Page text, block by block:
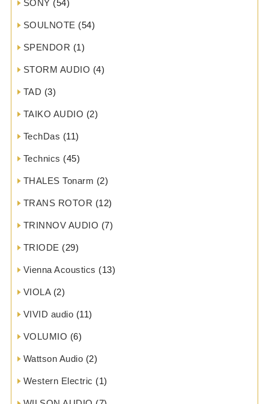
SONY (54)
SOULNOTE (54)
SPENDOR (1)
STORM AUDIO (4)
TAD (3)
TAIKO AUDIO (2)
TechDas (11)
Technics (45)
THALES Tonarm (2)
TRANS ROTOR (12)
TRINNOV AUDIO (7)
TRIODE (29)
Vienna Acoustics (13)
VIOLA(2)
VIVID audio (11)
VOLUMIO (6)
Wattson Audio (2)
Western Electric (1)